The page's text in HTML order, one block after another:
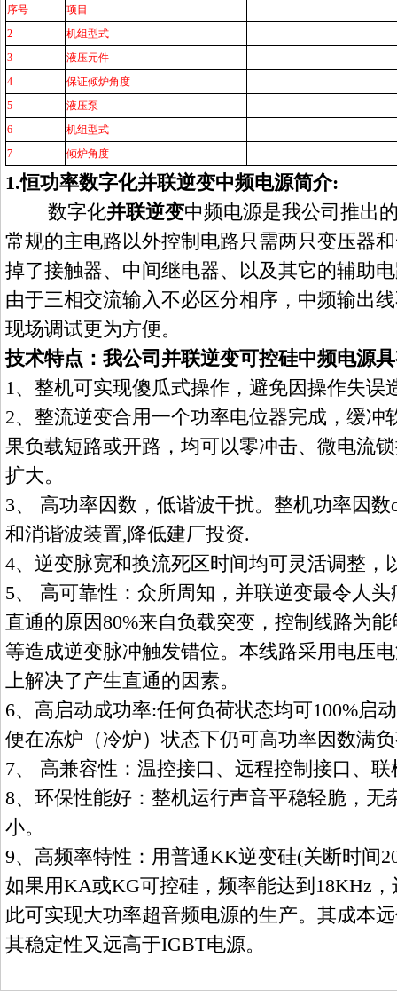
序号
项目
2
机组型式
3
液压元件
4
保证倾炉角度
5
液压泵
6
机组型式
7
倾炉角度
1.恒功率数字化并联逆变中频电源简介:
数字化并联逆变中频电源是我公司推出
常规的主电路以外控制电路只需两只变压器
掉了接触器、中间继电器、以及其它的辅助
由于三相交流输入不必区分相序，中频输出
现场调试更为方便。
技术特点：我公司并联逆变可控硅中频电源
1、整机可实现傻瓜式操作，避免因操作失误
2、整流逆变合用一个功率电位器完成，缓冲
果负载短路或开路，均可以零冲击、微电流
扩大。
3、 高功率因数，低谐波干扰。整机功率因
和消谐波装置,降低建厂投资.
4、逆变脉宽和换流死区时间均可灵活调整，
5、 高可靠性：众所周知，并联逆变最令人
直通的原因80%来自负载突变，控制线路为
等造成逆变脉冲触发错位。本线路采用电压
上解决了产生直通的因素。
6、高启动成功率:任何负荷状态均可100%启
便在冻炉（冷炉）状态下仍可高功率因数满
7、 高兼容性：温控接口、远程控制接口、
8、环保性能好：整机运行声音平稳轻脆，无
小。
9、高频率特性：用普通KK逆变硅(关断时间
如果用KA或KG可控硅，频率能达到18KHz
此可实现大功率超音频电源的生产。其成本
其稳定性又远高于IGBT电源。